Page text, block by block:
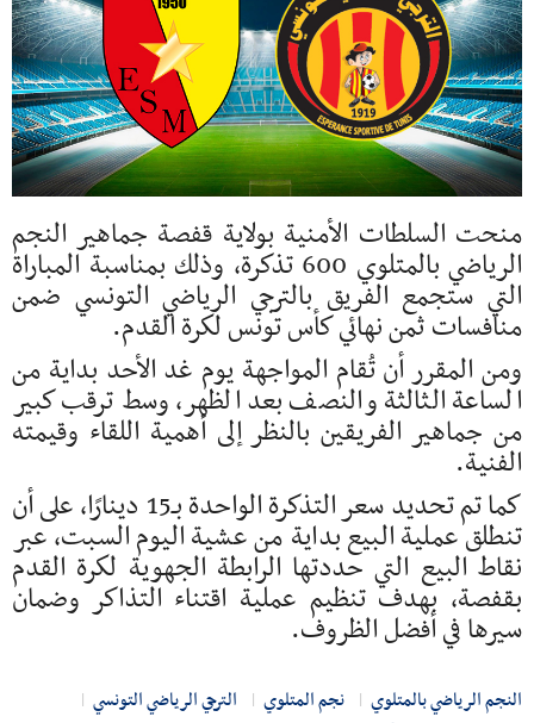
منحت السلطات الأمنية بولاية قفصة جماهير النجم
الرياضي بالمتلوي 600 تذكرة، وذلك بمناسبة المباراة
التي ستجمع الفريق بالترجي الرياضي التونسي ضمن
منافسات ثمن نهائي كأس تونس لكرة القدم.
ومن المقرر أن تُقام المواجهة يوم غد الأحد بداية من
الساعة الثالثة والنصف بعد الظهر، وسط ترقب كبير
من جماهير الفريقين بالنظر إلى أهمية اللقاء وقيمته
الفنية.
كما تم تحديد سعر التذكرة الواحدة بـ15 دينارًا، على أن
تنطلق عملية البيع بداية من عشية اليوم السبت، عبر
نقاط البيع التي حددتها الرابطة الجهوية لكرة القدم
بقفصة، بهدف تنظيم عملية اقتناء التذاكر وضمان
سيرها في أفضل الظروف.
النجم الرياضي بالمتلوي نجم المتلوي
الترجي الرياضي التونسي